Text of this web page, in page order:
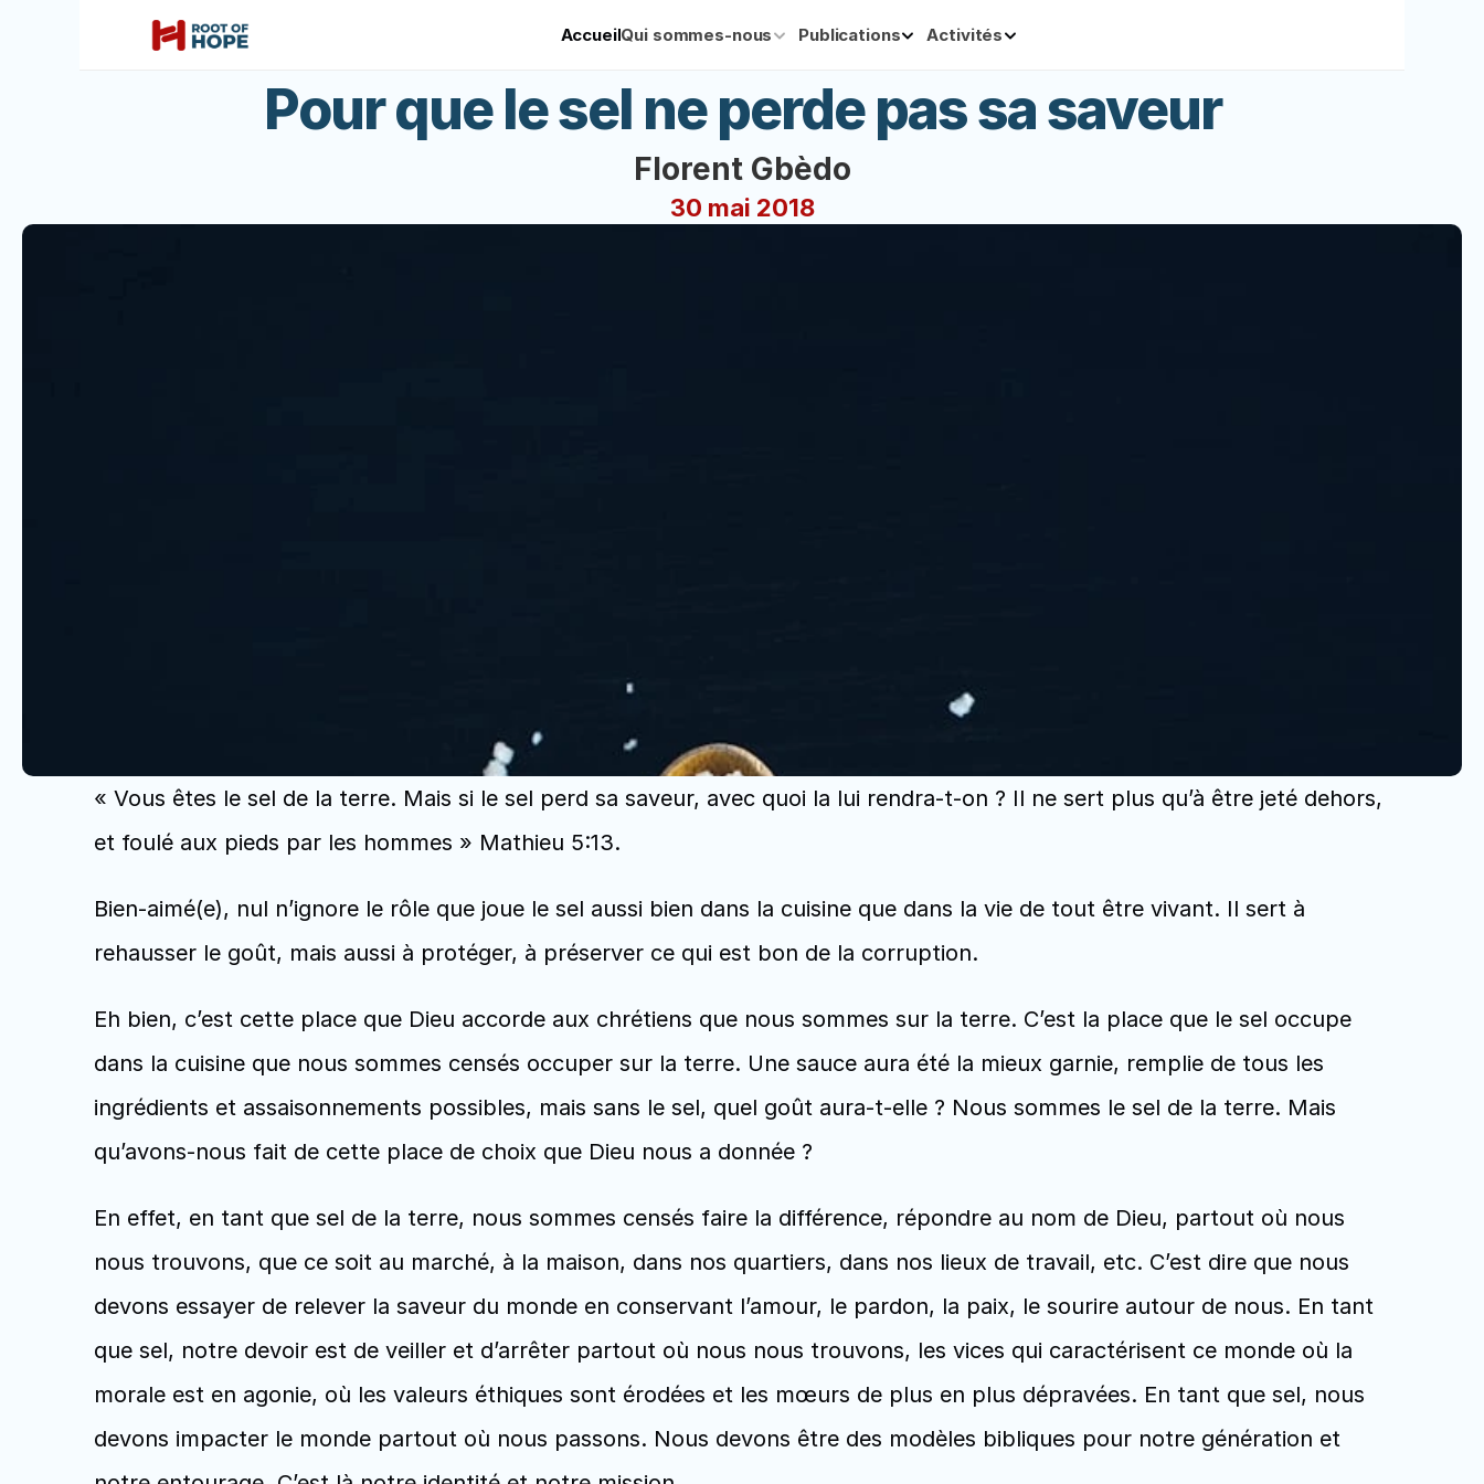
AccueilQui sommes-nous Publications Activités
Pour que le sel ne perde pas sa saveur
Florent Gbèdo
30 mai 2018
« Vous êtes le sel de la terre. Mais si le sel perd sa saveur, avec quoi la lui rendra-t-on ? Il ne sert plus qu’à être jeté dehors,
et foulé aux pieds par les hommes » Mathieu 5:13.
Bien-aimé(e), nul n’ignore le rôle que joue le sel aussi bien dans la cuisine que dans la vie de tout être vivant. Il sert à
rehausser le goût, mais aussi à protéger, à préserver ce qui est bon de la corruption.
Eh bien, c’est cette place que Dieu accorde aux chrétiens que nous sommes sur la terre. C’est la place que le sel occupe
dans la cuisine que nous sommes censés occuper sur la terre. Une sauce aura été la mieux garnie, remplie de tous les
ingrédients et assaisonnements possibles, mais sans le sel, quel goût aura-t-elle ? Nous sommes le sel de la terre. Mais
qu’avons-nous fait de cette place de choix que Dieu nous a donnée ?
En effet, en tant que sel de la terre, nous sommes censés faire la différence, répondre au nom de Dieu, partout où nous
nous trouvons, que ce soit au marché, à la maison, dans nos quartiers, dans nos lieux de travail, etc. C’est dire que nous
devons essayer de relever la saveur du monde en conservant l’amour, le pardon, la paix, le sourire autour de nous. En tant
que sel, notre devoir est de veiller et d’arrêter partout où nous nous trouvons, les vices qui caractérisent ce monde où la
morale est en agonie, où les valeurs éthiques sont érodées et les mœurs de plus en plus dépravées. En tant que sel, nous
devons impacter le monde partout où nous passons. Nous devons être des modèles bibliques pour notre génération et